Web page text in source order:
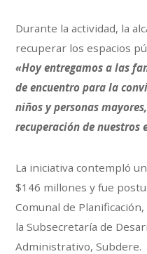
Durante la actividad, la
recuperar los espacios
«Hoy entregamos a las
de encuentro para la
niños y personas
recuperación de nuestros
La iniciativa contempló
$146 millones y fue
Comunal de
la Subsecretaría de
Administrativo, Subdere.